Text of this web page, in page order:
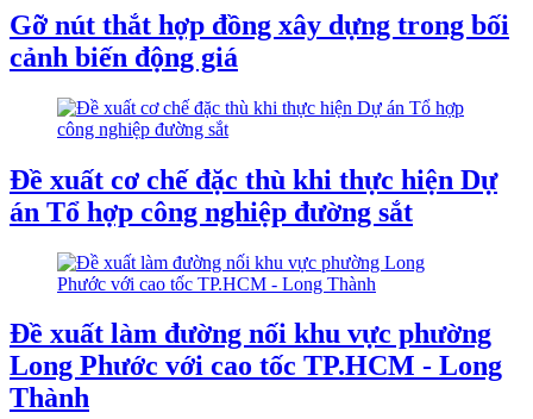
Gỡ nút thắt hợp đồng xây dựng trong bối
cảnh biến động giá
Đề xuất cơ chế đặc thù khi thực hiện Dự
án Tổ hợp công nghiệp đường sắt
Đề xuất làm đường nối khu vực phường
Long Phước với cao tốc TP.HCM - Long
Thành